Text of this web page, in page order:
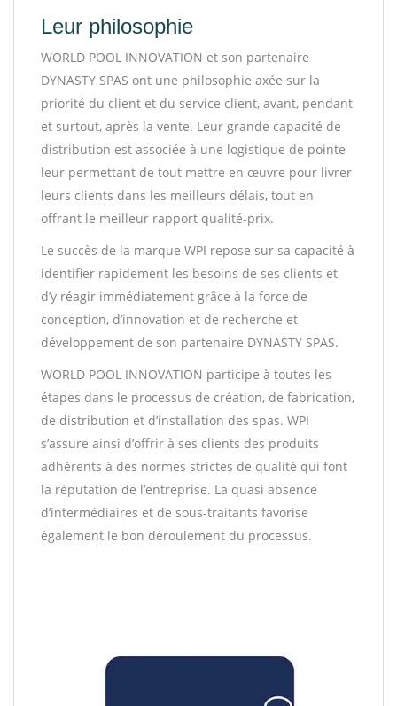
Leur philosophie
WORLD POOL INNOVATION et son partenaire
DYNASTY SPAS ont une philosophie axée sur la
priorité du client et du service client, avant, pendant
et surtout, après la vente. Leur grande capacité de
distribution est associée à une logistique de pointe
leur permettant de tout mettre en œuvre pour livrer
leurs clients dans les meilleurs délais, tout en
offrant le meilleur rapport qualité-prix.
Le succès de la marque WPI repose sur sa capacité à
identifier rapidement les besoins de ses clients et
d’y réagir immédiatement grâce à la force de
conception, d’innovation et de recherche et
développement de son partenaire DYNASTY SPAS.
WORLD POOL INNOVATION participe à toutes les
étapes dans le processus de création, de fabrication,
de distribution et d’installation des spas. WPI
s’assure ainsi d’offrir à ses clients des produits
adhérents à des normes strictes de qualité qui font
la réputation de l’entreprise. La quasi absence
d’intermédiaires et de sous-traitants favorise
également le bon déroulement du processus.